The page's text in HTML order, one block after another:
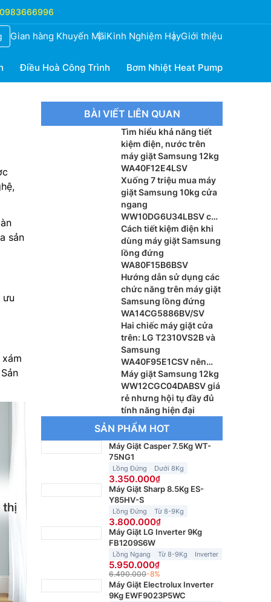
Gian hàng Khuyến MãiKinh Nghiệm HayGiới thiệu
Điều Hoà Công Trình Bơm Nhiệt Heat Pump
sản
ưu
BÀI VIẾT LIÊN QUAN
Tìm hiểu khả năng tiết
kiệm điện, nước trên
máy giặt Samsung 12kg
WA40F12E4LSV
Xuống 7 triệu mua máy
giặt Samsung 10kg cửa
ngang
WW10DG6U34LBSV có
đáng?
Cách tiết kiệm điện khi
dùng máy giặt Samsung
lồng đứng
WA80F15B6BSV
Hướng dẫn sử dụng các
chức năng trên máy giặt
Samsung lồng đứng
WA14CG5886BV/SV
Hai chiếc máy giặt cửa
trên: LG T2310VS2B và
Samsung
WA40F95E1CSV nên
dùng loại nào
Máy giặt Samsung 12kg
WW12CGC04DABSV giá
rẻ nhưng hội tụ đầy đủ
tính năng hiện đại
SẢN PHẨM HOT
Máy Giặt Casper 7.5Kg WT-
75NG1
Lồng Đứng Dưới 8Kg
3.350.000
Máy Giặt Sharp 8.5Kg ES-
Y85HV-S
Lồng Đứng Từ 8-9Kg
3.800.000
Máy Giặt LG Inverter 9Kg
FB1209S6W
Lồng Ngang Từ 8-9Kg Inverter
5.950.000
6.490.000-8%
Máy Giặt Electrolux Inverter
9Kg EWF9023P5WC